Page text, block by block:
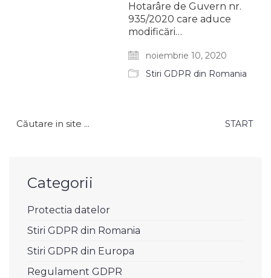
Hotarâre de Guvern nr.
935/2020 care aduce
modificări…
noiembrie 10, 2020
Stiri GDPR din Romania
după:
Categorii
Protectia datelor
Stiri GDPR din Romania
Stiri GDPR din Europa
Regulament GDPR